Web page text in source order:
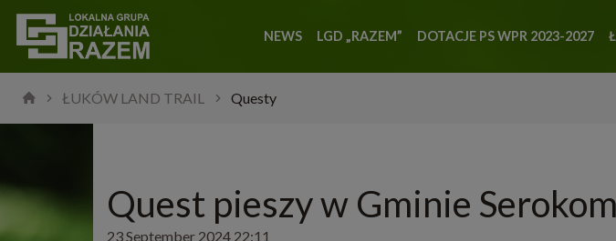
NEWS LGD „RAZEM” DOTACJE PS WPR 2023-2027
ŁUKÓW LAND TRAIL Questy
Quest pieszy w Gminie
23 September 2024 22:11